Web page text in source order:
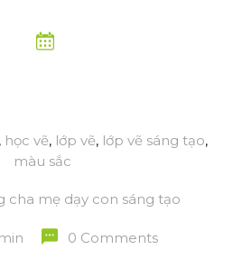
, học vẽ, lớp vẽ, lớp vẽ sáng tạo,
màu sắc
cha mẹ dạy con sáng tạo
0 Comments